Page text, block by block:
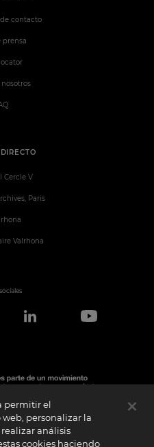
Cercle V
Paris
Valrhona
contacto
prensa
nosotros
permitir el
personalizar la
análisis
cookies haciendo